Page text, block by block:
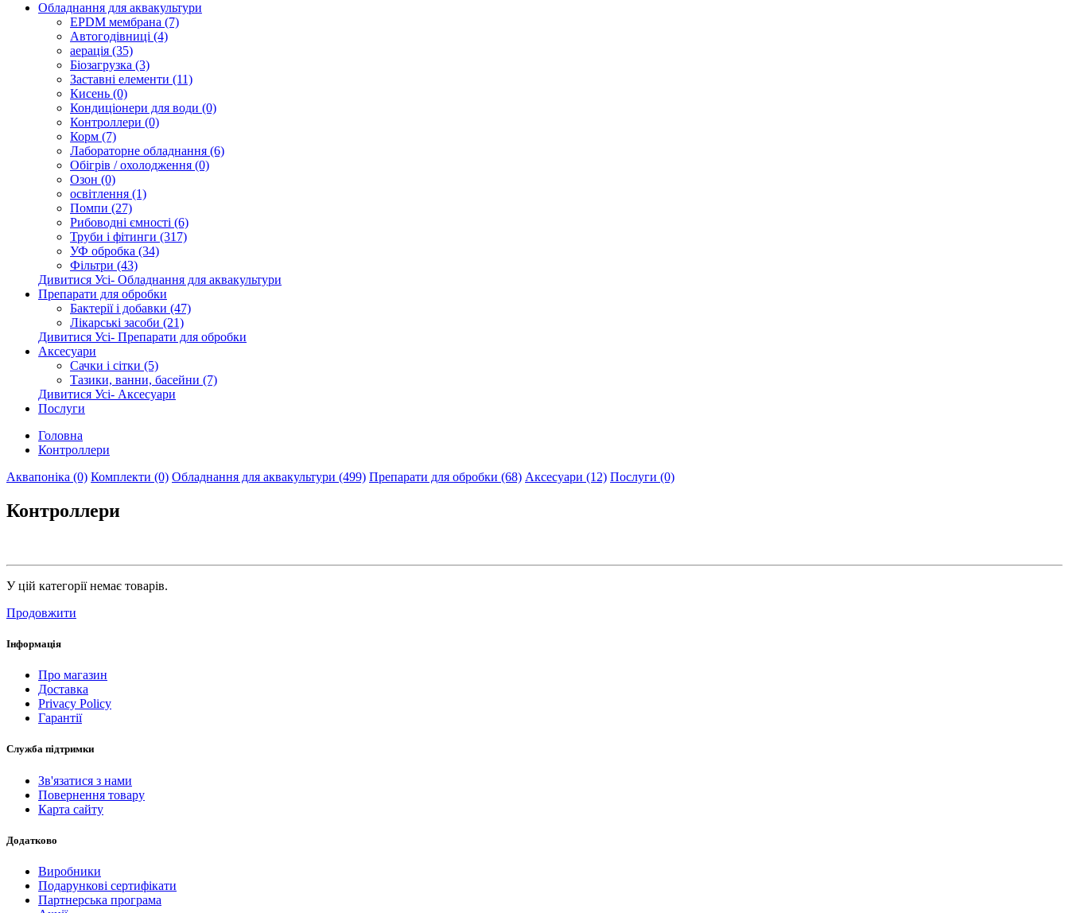
Обладнання для аквакультури
EPDM мембрана (7)
Автогодівниці (4)
аерація (35)
Біозагрузка (3)
Заставні елементи (11)
Кисень (0)
Кондиціонери для води (0)
Контроллери (0)
Корм (7)
Лабораторне обладнання (6)
Обігрів / охолодження (0)
Озон (0)
освітлення (1)
Помпи (27)
Рибоводні ємності (6)
Труби і фітинги (317)
УФ обробка (34)
Фільтри (43)
Дивитися Усі- Обладнання для аквакультури
Препарати для обробки
Бактерії і добавки (47)
Лікарські засоби (21)
Дивитися Усі- Препарати для обробки
Аксесуари
Сачки і сітки (5)
Тазики, ванни, басейни (7)
Дивитися Усі- Аксесуари
Послуги
Головна
Контроллери
Аквапоніка (0) Комплекти (0) Обладнання для аквакультури (499) Препарати для обробки (68) Аксесуари (12) Послуги (0)
Контроллери
У цій категорії немає товарів.
Продовжити
Інформація
Про магазин
Доставка
Privacy Policy
Гарантії
Служба підтримки
Зв'язатися з нами
Повернення товару
Карта сайту
Додатково
Виробники
Подарункові сертифікати
Партнерська програма